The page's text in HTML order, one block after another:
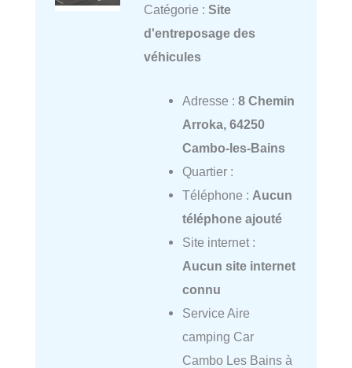
Catégorie : Site
d'entreposage des
véhicules
Adresse : 8 Chemin
Arroka, 64250
Cambo-les-Bains
Quartier :
Téléphone : Aucun
téléphone ajouté
Site internet :
Aucun site internet
connu
Service Aire
camping Car
Cambo Les Bains à